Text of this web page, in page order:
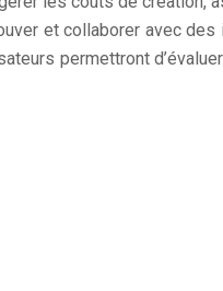
et collaborer avec des
permettront